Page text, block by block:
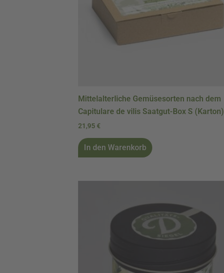
Mittelalterliche Gemüsesorten nach dem
Capitulare de vilis Saatgut-Box S (Karton)
21,95€
In den Warenkorb